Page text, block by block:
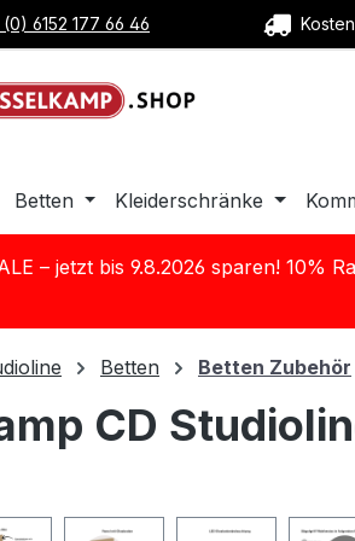
springen
6152 177 66 46
Betten Kleiderschränke
– jetzt bis 9.8.2026 sparen! 10%
Betten Betten Zubehör
CD